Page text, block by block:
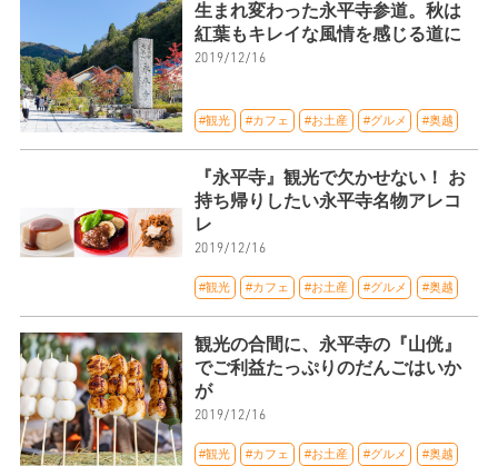
生まれ変わった永平寺参道。秋は
紅葉もキレイな風情を感じる道に
2019/12/16
#観光 #カフェ #お土産 #グルメ #奥越
『永平寺』観光で欠かせない！ お
持ち帰りしたい永平寺名物アレコ
レ
2019/12/16
#観光 #カフェ #お土産 #グルメ #奥越
観光の合間に、永平寺の『山侊』
でご利益たっぷりのだんごはいか
が
2019/12/16
#観光 #カフェ #お土産 #グルメ #奥越